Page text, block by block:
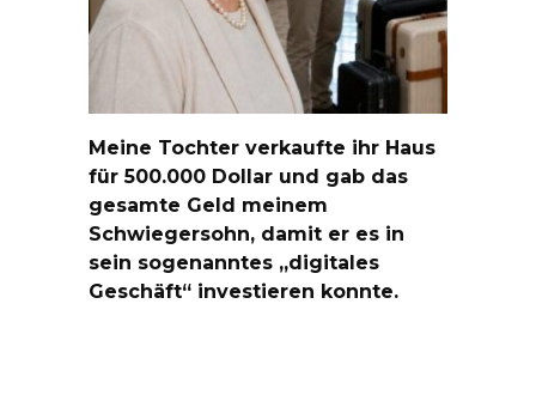
Meine Tochter verkaufte ihr Haus
für 500.000 Dollar und gab das
gesamte Geld meinem
Schwiegersohn, damit er es in
sein sogenanntes „digitales
Geschäft“ investieren konnte.